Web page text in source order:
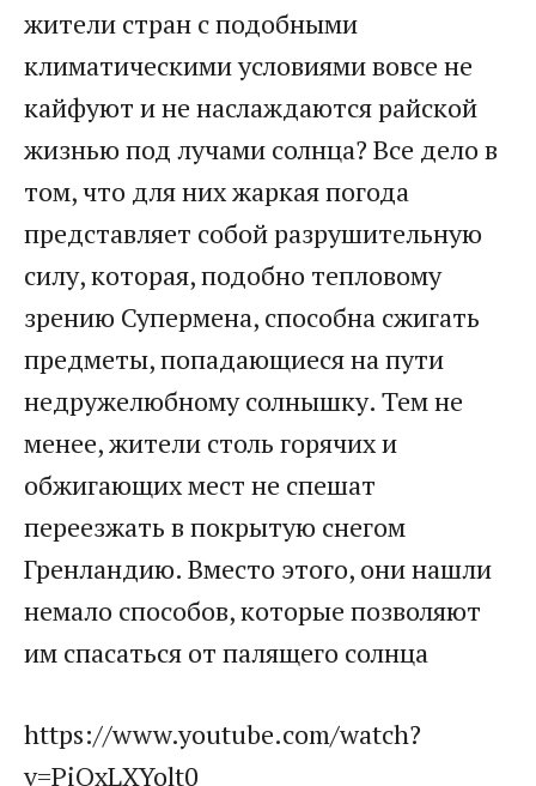
жители стран с подобными
климатическими условиями вовсе не
кайфуют и не наслаждаются райской
жизнью под лучами солнца? Все дело в
том, что для них жаркая погода
представляет собой разрушительную
силу, которая, подобно тепловому
зрению Супермена, способна сжигать
предметы, попадающиеся на пути
недружелюбному солнышку. Тем не
менее, жители столь горячих и
обжигающих мест не спешат
переезжать в покрытую снегом
Гренландию. Вместо этого, они нашли
немало способов, которые позволяют
им спасаться от палящего солнца
https://www.youtube.com/watch?
v=PiQxLXYolt0